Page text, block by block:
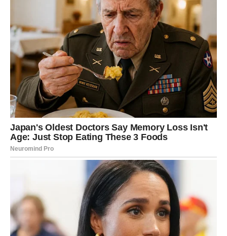
Sudbina vam upravo kroz takve situacije pokušava
otvoriti nova vrata.
LJUBAV – SRCE VAM GOVORI
ISTINU
Kada je ljubav u pitanju, ovog vikenda ćete mnogo jasnije
vidjeti šta želite.
Ako ste slobodni, moguće je poznanstvo sa osobom koja
će vas odmah privući pažnjom, nježnošću i načinom na
Ako ste zauzeti, pred vama je razgovor koji bi mogao
promijeniti odnos sa voljenom osobom.